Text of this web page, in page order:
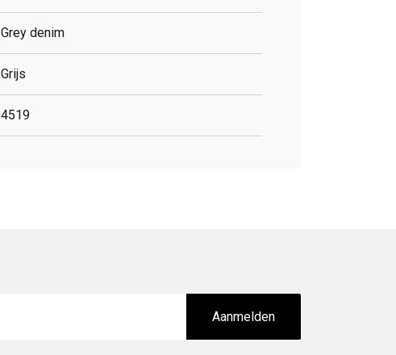
Grey denim
Grijs
4519
Aanmelden